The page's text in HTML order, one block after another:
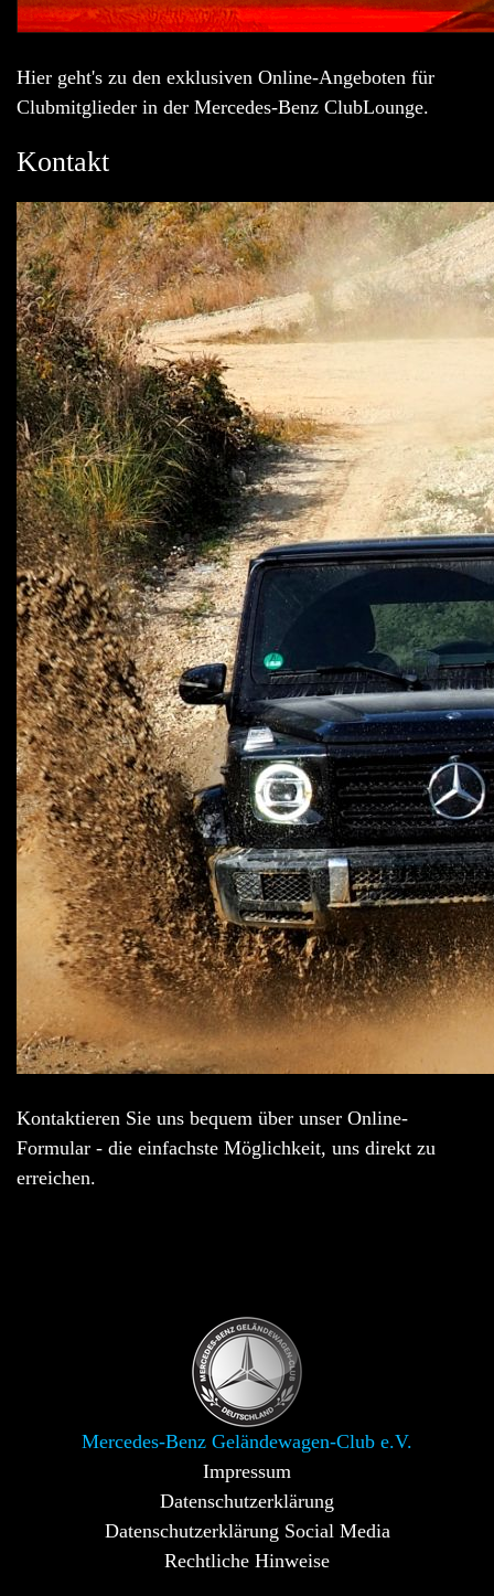
Hier geht's zu den exklusiven Online-Angeboten für
Clubmitglieder in der Mercedes-Benz ClubLounge.
Kontakt
Kontaktieren Sie uns bequem über unser Online-
Formular - die einfachste Möglichkeit, uns direkt zu
erreichen.
Mercedes-Benz Geländewagen-Club e.V.
Impressum
Datenschutzerklärung
Datenschutzerklärung Social Media
Rechtliche Hinweise